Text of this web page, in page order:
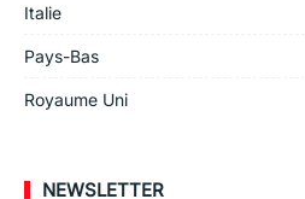
Italie
Pays-Bas
Royaume Uni
NEWSLETTER